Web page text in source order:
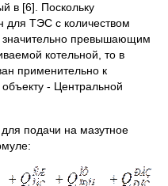
в [6]. Поскольку
для ТЭС с количеством
значительно превышающим
котельной, то в
применительно к
- Центральной
подачи на мазутное